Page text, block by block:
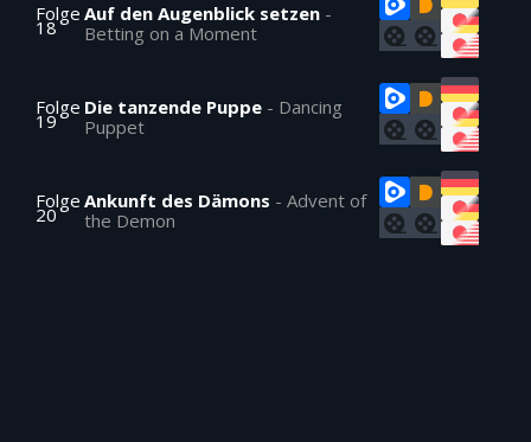
Folge
18
Auf den Augenblick setzen -
Betting on a Moment
Folge
19
Die tanzende Puppe - Dancing
Puppet
Folge
20
Ankunft des Dämons - Advent of
the Demon